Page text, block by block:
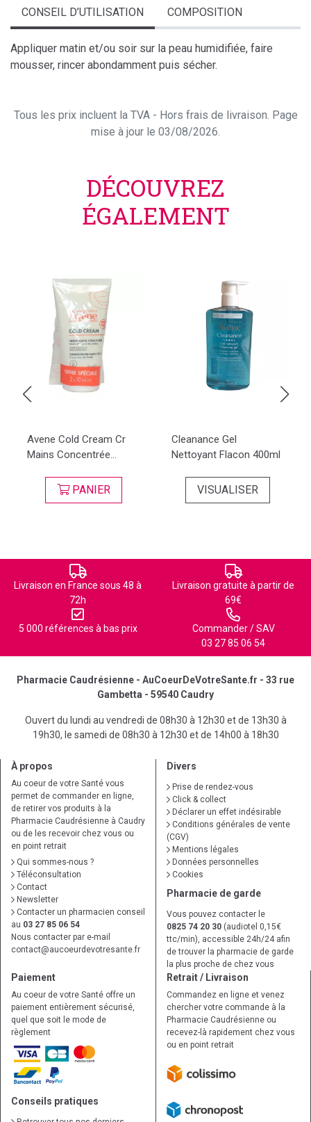
CONSEIL D’UTILISATION COMPOSITION
Appliquer matin et/ou soir sur la peau humidifiée, faire
mousser, rincer abondamment puis sécher.
Tous les prix incluent la TVA - Hors frais de livraison. Page
mise à jour le 03/08/2026.
DÉCOUVREZ
ÉGALEMENT
Avene Cold Cream Cr
Mains Concentrée...
PANIER
Cleanance Gel
Nettoyant Flacon 400ml
VISUALISER
Livraison en France sous 48 à
72h
Livraison gratuite à partir de
69€
5 000 références à bas prix
Commander / SAV
03 27 85 06 54
Pharmacie Caudrésienne - AuCoeurDeVotreSante.fr - 33 rue
Gambetta - 59540 Caudry
Ouvert du lundi au vendredi de 08h30 à 12h30 et de 13h30 à
19h30, le samedi de 08h30 à 12h30 et de 14h00 à 18h30
À propos
Au coeur de votre Santé vous
permet de commander en ligne,
de retirer vos produits à la
Pharmacie Caudrésienne à Caudry
ou de les recevoir chez vous ou
en point retrait
Qui sommes-nous ?
Téléconsultation
Contact
Newsletter
Contacter un pharmacien conseil
au 03 27 85 06 54
Nous contacter par e-mail
contact@aucoeurdevotresante.fr
Divers
Prise de rendez-vous
Click & collect
Déclarer un effet indésirable
Conditions générales de vente
(CGV)
Mentions légales
Données personnelles
Cookies
Pharmacie de garde
Vous pouvez contacter le
0825 74 20 30 (audiotel 0,15€
ttc/min), accessible 24h/24 afin
de trouver la pharmacie de garde
la plus proche de chez vous
Paiement
Au coeur de votre Santé offre un
paiement entièrement sécurisé,
quel que soit le mode de
règlement
Conseils pratiques
Retrait / Livraison
Commandez en ligne et venez
chercher votre commande à la
Pharmacie Caudrésienne ou
recevez-là rapidement chez vous
ou en point retrait